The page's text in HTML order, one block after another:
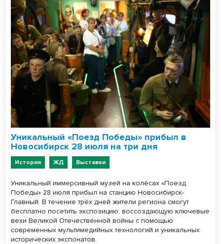
Уникальный «Поезд Победы» прибыл в
Новосибирск 28 июля на три дня
История ЖД Выставки
Уникальный иммерсивный музей на колёсах «Поезд
Победы» 28 июля прибыл на станцию Новосибирск-
Главный. В течение трёх дней жители региона смогут
бесплатно посетить экспозицию, воссоздающую ключевые
вехи Великой Отечественной войны с помощью
современных мультимедийных технологий и уникальных
исторических экспонатов.